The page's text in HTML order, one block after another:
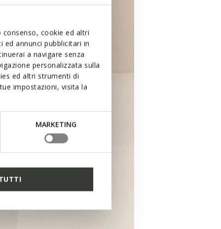
cookie ed altri
annunci pubblicitari in
a navigare senza
personalizzata sulla
ed altri strumenti di
impostazioni, visita la
MARKETING